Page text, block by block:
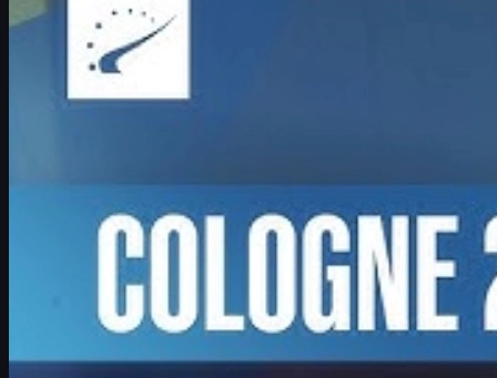
Boombl4 spricht über sein CS-Comeback, den IEM Cologne Major,
Druck auf junge Mitspieler und wie CS2-Fans mit csgo skins ihre
Erfahrung upgraden können.
vonDavid William